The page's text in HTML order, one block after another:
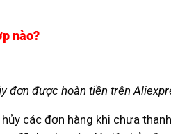
nào?
đơn được hoàn tiền trên
các đơn hàng khi chưa